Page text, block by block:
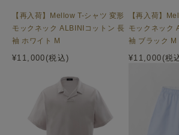
【再入荷】Mellow T-シャツ 変形
モックネック ALBINIコットン 長
袖 ホワイト M
¥11,000(税込)
【再入荷】
モックネック
袖 ブラック M
¥11,000(税